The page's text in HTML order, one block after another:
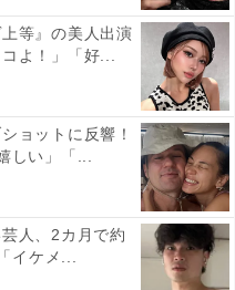
等』の美人出演
よ！」「好...
ョットに反響！
しい」「...
人、2カ月で約
イケメ...